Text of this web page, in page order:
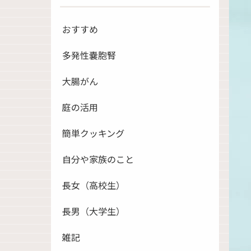
おすすめ
多発性嚢胞腎
大腸がん
庭の活用
簡単クッキング
自分や家族のこと
長女（高校生）
長男（大学生）
雑記